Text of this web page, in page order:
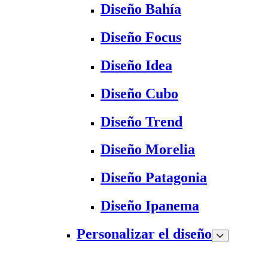
Diseño Bahía
Diseño Focus
Diseño Idea
Diseño Cubo
Diseño Trend
Diseño Morelia
Diseño Patagonia
Diseño Ipanema
Personalizar el diseño